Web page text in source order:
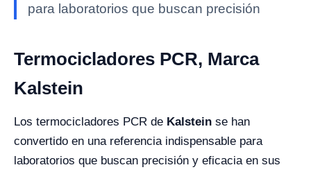
para laboratorios que buscan precisión
Termocicladores PCR, Marca
Kalstein
Los termocicladores PCR de Kalstein se han
convertido en una referencia indispensable para
laboratorios que buscan precisión y eficacia en sus